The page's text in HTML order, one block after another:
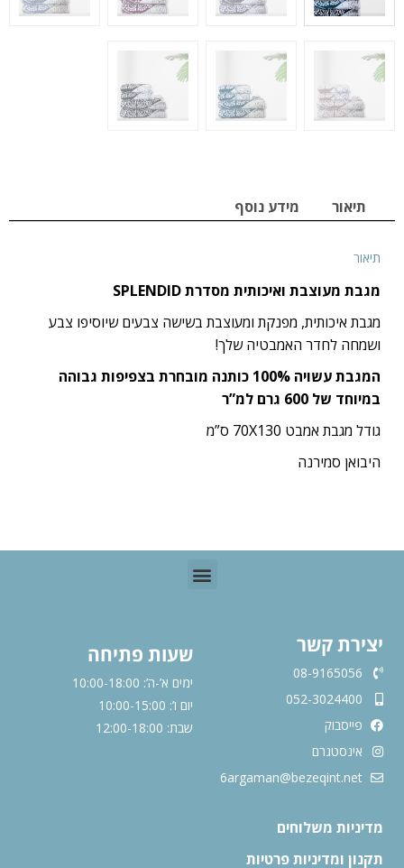
תיאור מידע נוסף
תיאור
מגבת מעוצבת ואיכותית מסדרת SPLENDID
מגבת איכותית, מפנקת ומעוצבת בשישה צבעים שיוסיפו צבע
ושמחה לחדר האמבטיה שלך!
המגבת עשויה 100% כותנה מובחרת בצפיפות גבוהה
במיוחד של 600 גרם למ”ר
גודל מגבת אמבט 70X130 ס”מ
היבואן סמירנה
יצירת קשר
08-9165056
052-3024400
פייסבוק
אינסטגרם
6argaman@bezeqint.net
שעות פתיחה
ימים א’-ה’: 10:00-18:00
יום ו’: 10:00-15:00
שבת: 12:00-18:00
מדיניות משלוחים
תקנון ומדיניות פרטיות